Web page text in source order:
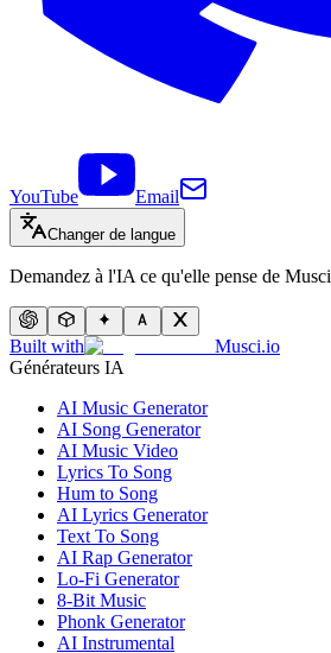
YouTube Email
Changer de langue
Demandez à l'IA ce qu'elle pense de Musci
Built with
Musci.io
Générateurs IA
AI Music Generator
AI Song Generator
AI Music Video
Lyrics To Song
Hum to Song
AI Lyrics Generator
Text To Song
AI Rap Generator
Lo-Fi Generator
8-Bit Music
Phonk Generator
AI Instrumental